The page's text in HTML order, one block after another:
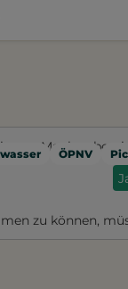
ÖPNV
von Mapbox
zu können,